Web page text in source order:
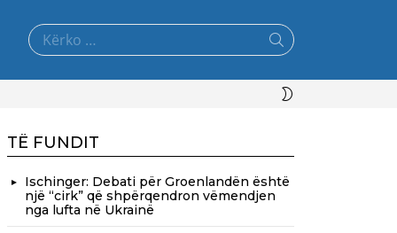
Search
for:
TË FUNDIT
Ischinger: Debati për Groenlandën është
një “cirk” që shpërqendron vëmendjen
nga lufta në Ukrainë